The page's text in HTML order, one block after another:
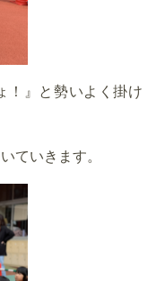
！』と勢いよく掛け
ていきます。